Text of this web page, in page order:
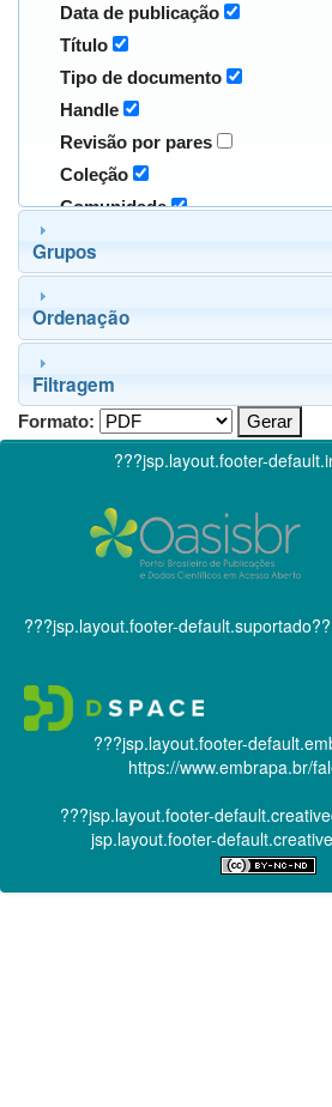
Data de publicação
Título
Tipo de documento
Handle
Revisão por pares
Coleção
Comunidade
Grupos
Ordenação
Filtragem
Formato:
???jsp.layout.footer-
???jsp.layout.footer-
???jsp.layout.footer-
https://www.embrapa.br/
???jsp.layout.footer-
jsp.layout.footer-